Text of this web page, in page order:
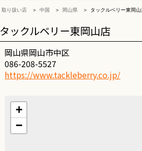
取り扱い店 中国 岡山県 タックルベリー東岡山
タックルベリー東岡山店
岡山県岡山市中区
086-208-5527
https://www.tackleberry.co.jp/
+
−